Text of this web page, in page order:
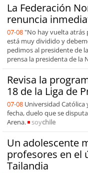
La Federación
renuncia
07-08 "No hay vuelta
está muy dividido y
pedimos al presidente de
prensa la presidenta de la
Revisa la
18 de la Liga de
07-08 Universidad Católica
fecha, duelo que se
Arena.
soychile
Un adolescente
profesores en el
Tailandia